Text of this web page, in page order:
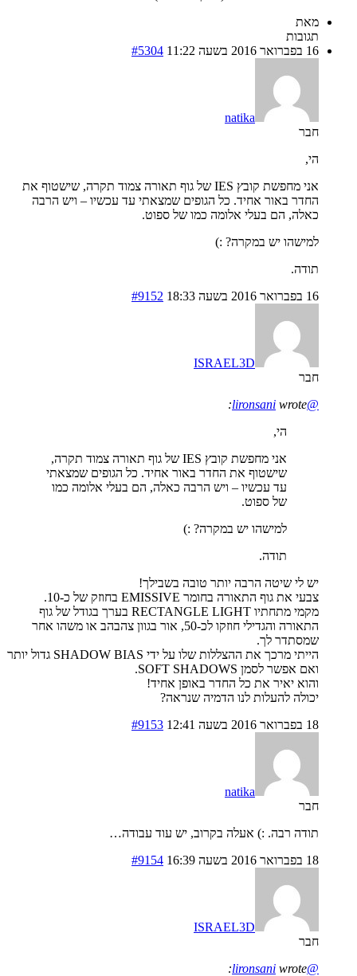
מאת
תגובות
16 בפברואר 2016 בשעה 11:22
#5304
natika
חבר
הי,
אני מחפשת קובץ IES של גוף תאורה צמוד תקרה, שישטוף את
החדר באור אחיד. כל הגופים שמצאתי עד עכשיו – ויש הרבה
כאלה, הם בעלי אלומה כמו של ספוט.
למישהו יש במקרה? :)
תודה.
16 בפברואר 2016 בשעה 18:33
#9152
ISRAEL3D
חבר
@lironsani
wrote:
הי,
אני מחפשת קובץ IES של גוף תאורה צמוד תקרה,
שישטוף את החדר באור אחיד. כל הגופים שמצאתי
עד עכשיו – ויש הרבה כאלה, הם בעלי אלומה כמו
של ספוט.
למישהו יש במקרה? :)
תודה.
יש לי שיטה הרבה יותר טובה בשבילך!
צבעי את גוף התאורה בחומר EMISSIVE בחוזק של כ-10.
מקמי מתחתיו RECTANGLE LIGHT בערך בגודל של גוף
התאורה והגדילי חוזקו לכ-50, אור בגוון צהבהב או משהו אחר
שמסתדר לך.
הייתי מרכך את ההצללות שלו על ידי SHADOW BIAS גדול יותר
ואם אפשר לסמן SOFT SHADOWS.
והוא יאיר את כל החדר באופן אחיד!
יכולה להעלות לנו הדמיה שנראה?
18 בפברואר 2016 בשעה 12:41
#9153
natika
חבר
תודה רבה. :) אעלה בקרוב, יש עוד עבודה…
18 בפברואר 2016 בשעה 16:39
#9154
ISRAEL3D
חבר
@lironsani
wrote: